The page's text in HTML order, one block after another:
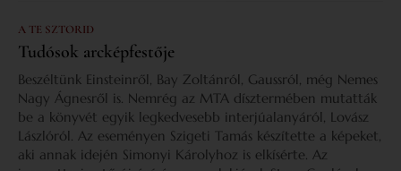
A TE SZTORID
Tudósok arcképfestője
Beszéltünk Einsteinről, Bay Zoltánról, Gaussról, még Nemes
Nagy Ágnesről is. Nemrég az MTA dísztermében mutatták
be a könyvét egyik legkedvesebb interjúalanyáról, Lovász
Lászlóról. Az eseményen Szigeti Tamás készítette a képeket,
aki annak idején Simonyi Károlyhoz is elkísérte. Az